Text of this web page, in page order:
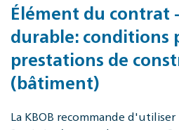
Élément du contrat
durable: conditions
prestations de
(bâtiment)
La KBOB recommande